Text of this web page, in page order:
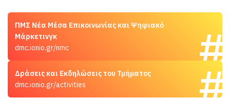
ΠΜΣ Νέα Μέσα Επικοινωνίας και Ψηφιακό
Μάρκετινγκ
dmc.ionio.gr/nmc
Δράσεις και Εκδηλώσεις του Τμήματος
dmc.ionio.gr/activities